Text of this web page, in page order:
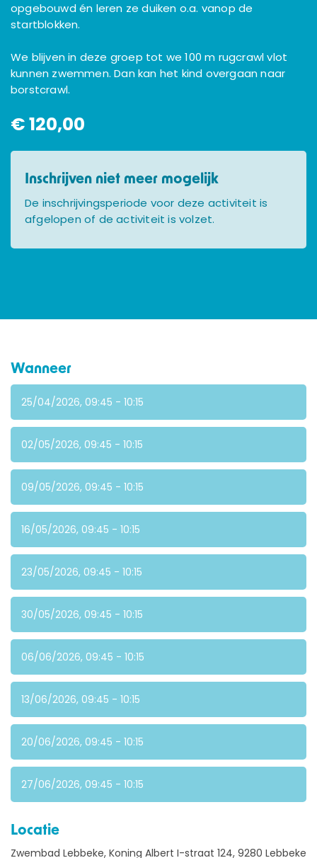
OVER ONS
AQUASPORTEN
ZWEMLESSEN
LESGEVERS GEZOCHT
opgebouwd én leren ze duiken o.a. vanop de
startblokken.
We blijven in deze groep tot we 100 m rugcrawl vlot
kunnen zwemmen. Dan kan het kind overgaan naar
borstcrawl.
€ 120,00
Inschrijven niet meer mogelijk
De inschrijvingsperiode voor deze activiteit is
afgelopen of de activiteit is volzet.
Wanneer
25/04/2026, 09:45 - 10:15
02/05/2026, 09:45 - 10:15
09/05/2026, 09:45 - 10:15
16/05/2026, 09:45 - 10:15
23/05/2026, 09:45 - 10:15
30/05/2026, 09:45 - 10:15
06/06/2026, 09:45 - 10:15
13/06/2026, 09:45 - 10:15
20/06/2026, 09:45 - 10:15
27/06/2026, 09:45 - 10:15
Locatie
Zwembad Lebbeke, Koning Albert I-straat 124, 9280 Lebbeke